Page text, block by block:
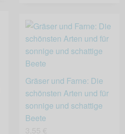
Gräser und Farne: Die
schönsten Arten und für
sonnige und schattige
Beete